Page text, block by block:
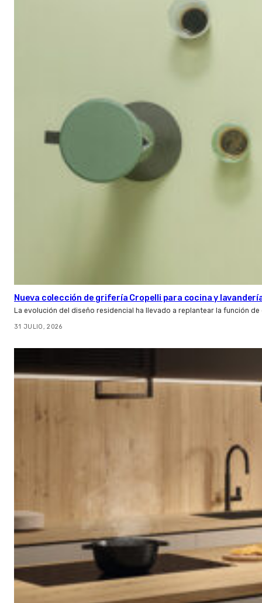
Nueva colección de grifería Cropelli para cocina y
La evolución del diseño residencial ha llevado a replantear la función
31 JULIO, 2026